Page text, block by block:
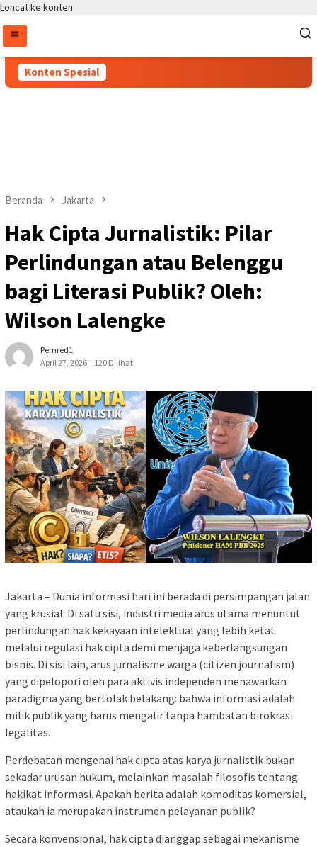
Loncat ke konten
Konten Spesial
Beranda Jakarta
Hak Cipta Jurnalistik: Pilar
Perlindungan atau Belenggu
bagi Literasi Publik? Oleh:
Wilson Lalengke
Pemred1
April 27, 2026
120 Dilihat
Jakarta – Dunia informasi hari ini berada di persimpangan jalan
yang krusial. Di satu sisi, industri media arus utama menuntut
perlindungan hak kekayaan intelektual yang lebih ketat
melalui regulasi hak cipta demi menjaga keberlangsungan
bisnis. Di sisi lain, arus jurnalisme warga (citizen journalism)
yang dipelopori oleh para aktivis independen menawarkan
paradigma yang bertolak belakang: bahwa informasi adalah
milik publik yang harus mengalir tanpa hambatan birokrasi
legalitas.
Perdebatan mengenai hak cipta atas karya jurnalistik bukan
sekadar urusan hukum, melainkan masalah filosofis tentang
hakikat informasi. Apakah berita adalah komoditas komersial,
ataukah ia merupakan instrumen pelayanan publik?
Secara konvensional, hak cipta dianggap sebagai mekanisme